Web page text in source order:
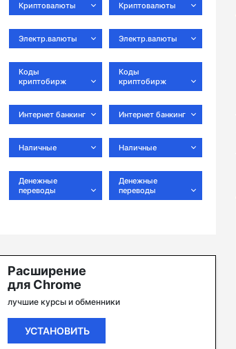
Криптовалюты
Электр.валюты
Коды
криптобирж
Интернет банкинг
Наличные
Денежные
переводы
Криптовалюты
Электр.валюты
Коды
криптобирж
Интернет банкинг
Наличные
Денежные
переводы
Расширение
для Chrome
лучшие курсы и обменники
УСТАНОВИТЬ